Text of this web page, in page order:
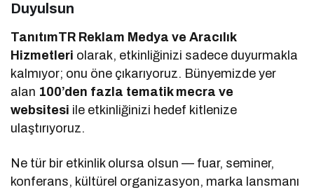
Duyulsun
TanıtımTR Reklam Medya ve Aracılık
Hizmetleri olarak, etkinliğinizi sadece duyurmakla
kalmıyor; onu öne çıkarıyoruz. Bünyemizde yer
alan 100’den fazla tematik mecra ve
websitesi ile etkinliğinizi hedef kitlenize
ulaştırıyoruz.
Ne tür bir etkinlik olursa olsun — fuar, seminer,
konferans, kültürel organizasyon, marka lansmanı